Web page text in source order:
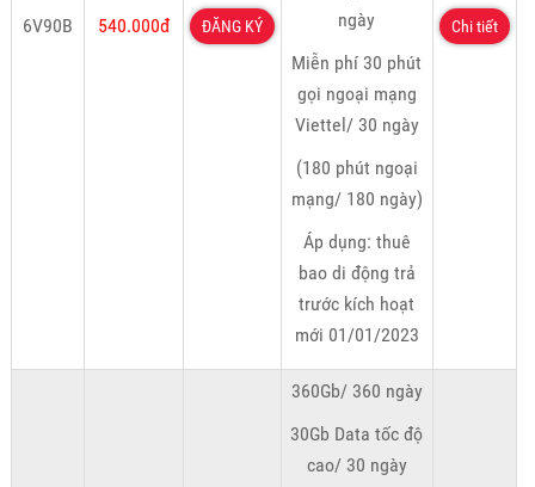
6V90B 540.000đ ĐĂNG KÝ
ngày
Miễn phí 30 phút
gọi ngoại mạng
Viettel/ 30 ngày
(180 phút ngoại
mạng/ 180 ngày)
Áp dụng: thuê
bao di động trả
trước kích hoạt
mới 01/01/2023
Chi tiết
360Gb/ 360 ngày
30Gb Data tốc độ
cao/ 30 ngày